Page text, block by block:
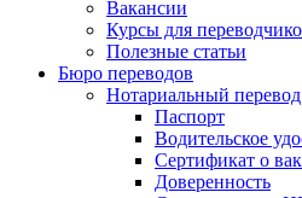
Вакансии
Курсы для
Полезные статьи
Бюро переводов
Нотариальный перевод
Паспорт
Водительское
Сертификат о
Доверенность